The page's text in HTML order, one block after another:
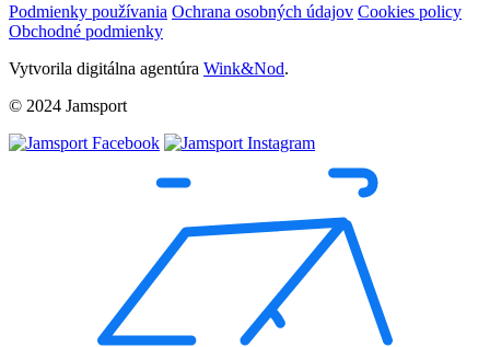
Podmienky používania Ochrana osobných údajov Cookies policy
Obchodné podmienky
Vytvorila digitálna agentúra Wink&Nod.
© 2024 Jamsport